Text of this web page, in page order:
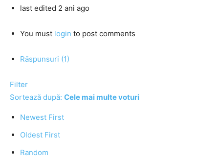
last edited 2 ani ago
You must login to post comments
Răspunsuri (1)
Filter
Sortează după: Cele mai multe voturi
Newest First
Oldest First
Random